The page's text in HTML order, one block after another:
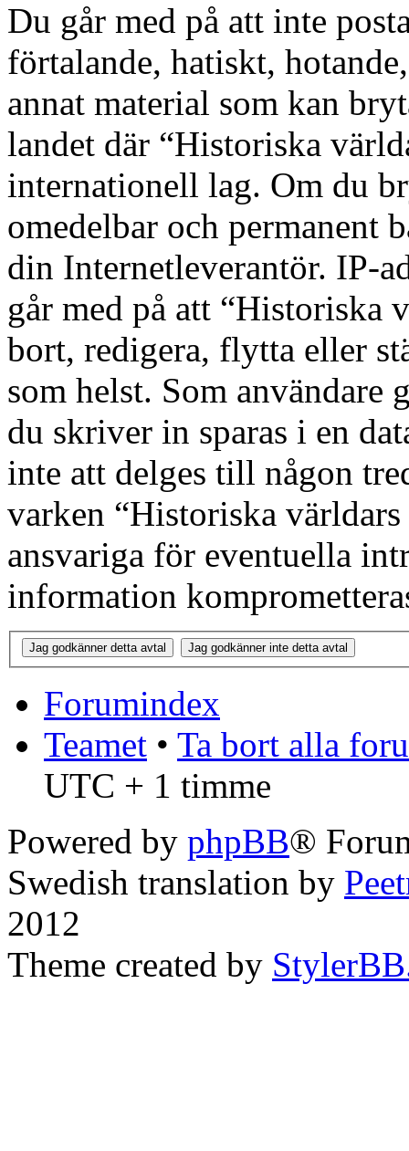
Du går med på att inte
förtalande, hatiskt,
annat material som kan
landet där “Historiska
internationell lag. Om du
omedelbar och permanent
din Internetleverantör. IP-
går med på att “Historiska
bort, redigera, flytta eller
som helst. Som
du skriver in sparas i en
inte att delges till någon
varken “Historiska
ansvariga för eventuella
information
Forumindex
Teamet • Ta bort alla
UTC + 1 timme
Powered by phpBB®
Swedish translation by
2012
Theme created by